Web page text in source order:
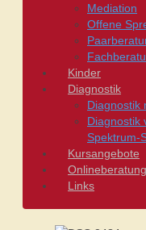
Mediation
Offene
Kinder
Diagnostik
Diagnostik
Diagnostik
Spektrum-
Kursangebote
Onlineberatung
Links